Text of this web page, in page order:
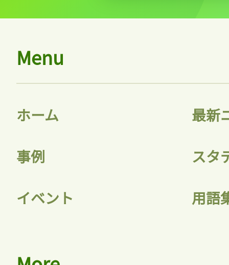
Menu
ホーム 最新
事例 スタ
イベント 用語